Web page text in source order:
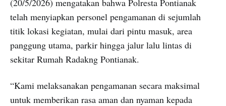
(20/5/2026) mengatakan bahwa Polresta Pontianak
telah menyiapkan personel pengamanan di sejumlah
titik lokasi kegiatan, mulai dari pintu masuk, area
panggung utama, parkir hingga jalur lalu lintas di
sekitar Rumah Radakng Pontianak.
“Kami melaksanakan pengamanan secara maksimal
untuk memberikan rasa aman dan nyaman kepada